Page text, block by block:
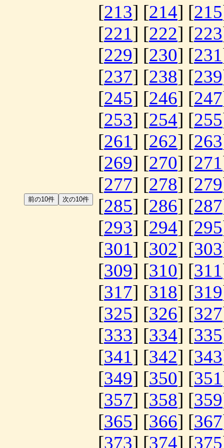
[213] [214] [215
[221] [222] [223
[229] [230] [231
[237] [238] [239
[245] [246] [247
[253] [254] [255
[261] [262] [263
[269] [270] [271
[277] [278] [279
[285] [286] [287
[293] [294] [295
[301] [302] [303
[309] [310] [311
[317] [318] [319
[325] [326] [327
[333] [334] [335
[341] [342] [343
[349] [350] [351
[357] [358] [359
[365] [366] [367
[373] [374] [375